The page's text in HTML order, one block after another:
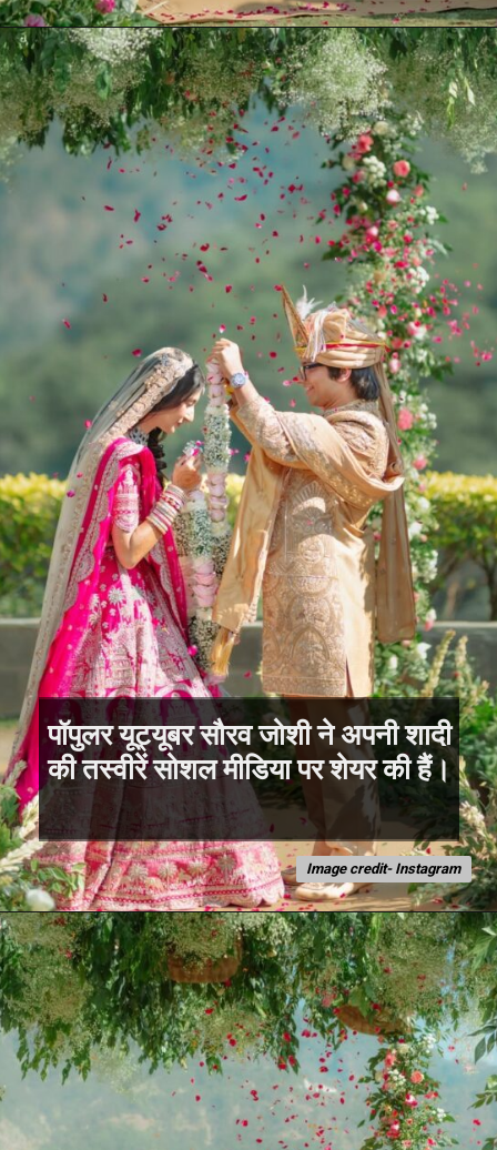
पॉपुलर यूट्यूबर सौरव जोशी ने अपनी शादी
की तस्वीरें सोशल मीडिया पर शेयर की हैं।
Image credit- Instagram